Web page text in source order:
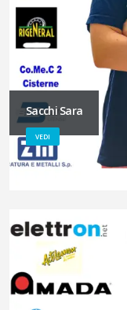
Sacchi Sara
VEDI